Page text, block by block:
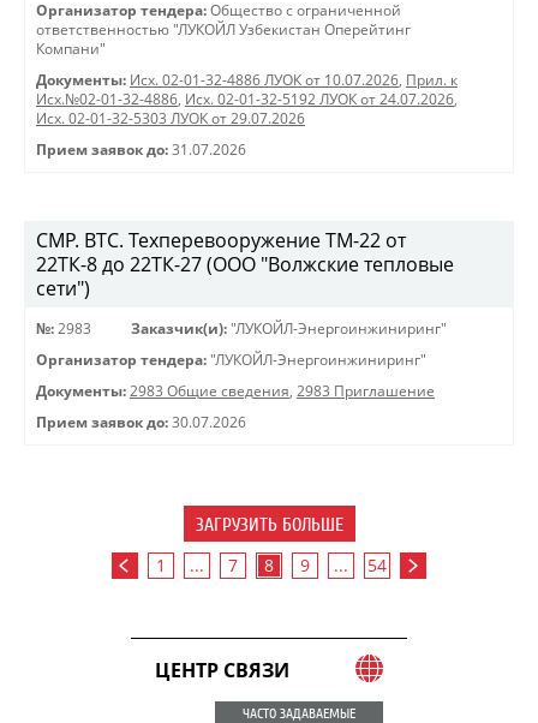
Организатор тендера: Общество с ограниченной
ответственностью "ЛУКОЙЛ Узбекистан Оперейтинг
Компани"
Документы: Исх. 02-01-32-4886 ЛУОК от 10.07.2026, Прил. к
Исх.№02-01-32-4886, Исх. 02-01-32-5192 ЛУОК от 24.07.2026,
Исх. 02-01-32-5303 ЛУОК от 29.07.2026
Прием заявок до: 31.07.2026
СМР. ВТС. Техперевооружение ТМ-22 от
22ТК-8 до 22ТК-27 (ООО "Волжские тепловые
сети")
№: 2983 Заказчик(и): "ЛУКОЙЛ-Энергоинжиниринг"
Организатор тендера: "ЛУКОЙЛ-Энергоинжиниринг"
Документы: 2983 Общие сведения, 2983 Приглашение
Прием заявок до: 30.07.2026
ЗАГРУЗИТЬ БОЛЬШЕ
1 ... 7 8 9 ... 54
ЦЕНТР СВЯЗИ
ЧАСТО ЗАДАВАЕМЫЕ